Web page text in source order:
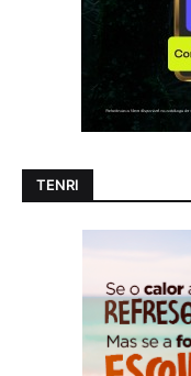
TENRI